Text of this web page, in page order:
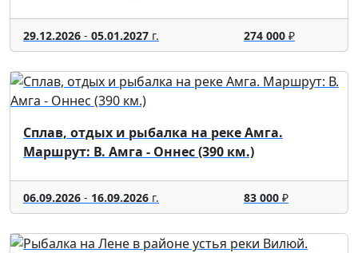
29.12.2026 - 05.01.2027 г. 274 000₽
Сплав, отдых и рыбалка на реке Амга.
Маршрут: В. Амга - Оннес (390 км.)
06.09.2026 - 16.09.2026 г. 83 000₽